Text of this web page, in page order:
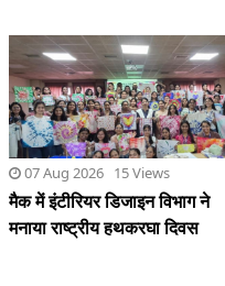
07 Aug 2026 15 Views
मैक में इंटीरियर डिजाइन विभाग ने
मनाया राष्ट्रीय हथकरघा दिवस